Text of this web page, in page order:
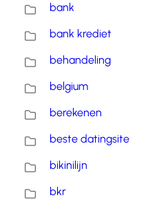
bank
bank krediet
behandeling
belgium
berekenen
beste datingsite
bikinilijn
bkr